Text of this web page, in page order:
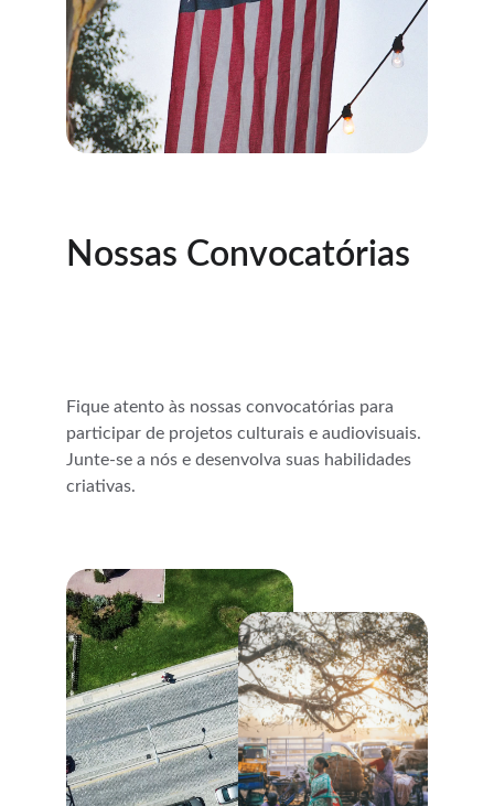
Nossas Convocatórias
Fique atento às nossas convocatórias para
participar de projetos culturais e audiovisuais.
Junte-se a nós e desenvolva suas habilidades
criativas.